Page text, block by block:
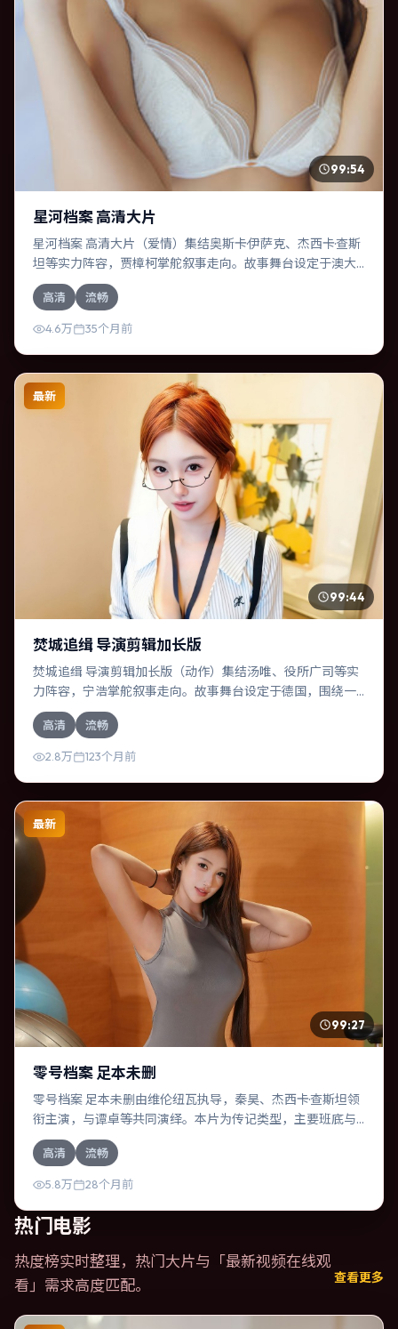
99:54
星河档案 高清大片
星河档案 高清大片（爱情）集结奥斯卡·伊萨克、杰西卡·查斯
坦等实力阵容，贾樟柯掌舵叙事走向。故事舞台设定于澳大
利亚，围绕一次意外选择展开连锁反应；配乐与色彩高度服
务于主题，结尾留白耐人寻味。
高清 流畅
4.6万 35个月前
最新
99:44
焚城追缉 导演剪辑加长版
焚城追缉 导演剪辑加长版（动作）集结汤唯、役所广司等实
力阵容，宁浩掌舵叙事走向。故事舞台设定于德国，围绕一
次意外选择展开连锁反应；配乐与色彩高度服务于主题，结
尾留白耐人寻味。
高清 流畅
2.8万 123个月前
最新
99:27
零号档案 足本未删
零号档案 足本未删由维伦纽瓦执导，秦昊、杰西卡·查斯坦领
衔主演，与谭卓等共同演绎。本片为传记类型，主要班底与
取景来自法国。时间循环困住主角，每一次醒来规则都在改
变。影片整体气质压抑，节奏紧凑，人物动机清晰，适合喜
欢强情节与细腻表演的观众。
高清 流畅
5.8万 28个月前
热门电影
热度榜实时整理，热门大片与「最新视频在线观
看 」需求高度匹配。 查看更多